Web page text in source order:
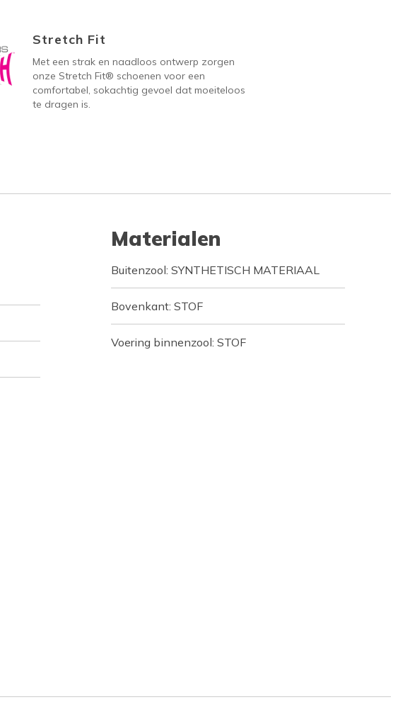
Stretch Fit
Met een strak en naadloos ontwerp zorgen
onze Stretch Fit® schoenen voor een
comfortabel, sokachtig gevoel dat moeiteloos
te dragen is.
Materialen
Buitenzool: SYNTHETISCH MATERIAAL
Bovenkant: STOF
Voering binnenzool: STOF